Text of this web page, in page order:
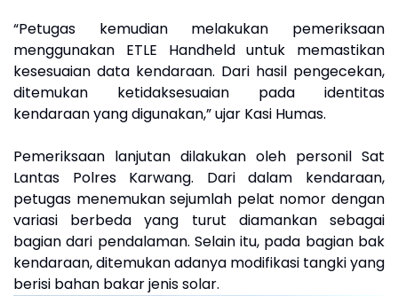
“Petugas kemudian melakukan pemeriksaan
menggunakan ETLE Handheld untuk memastikan
kesesuaian data kendaraan. Dari hasil pengecekan,
ditemukan ketidaksesuaian pada identitas
kendaraan yang digunakan,” ujar Kasi Humas.
Pemeriksaan lanjutan dilakukan oleh personil Sat
Lantas Polres Karwang. Dari dalam kendaraan,
petugas menemukan sejumlah pelat nomor dengan
variasi berbeda yang turut diamankan sebagai
bagian dari pendalaman. Selain itu, pada bagian bak
kendaraan, ditemukan adanya modifikasi tangki yang
berisi bahan bakar jenis solar.